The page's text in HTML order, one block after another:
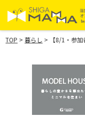
TOP >暮らし > 【8/1・参